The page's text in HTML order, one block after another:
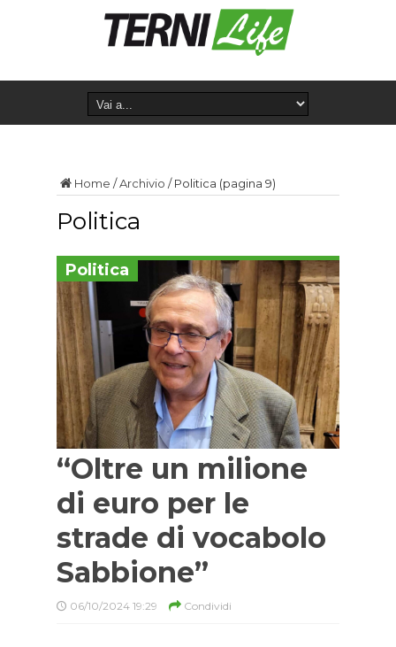
Home /Archivio /Politica (pagina 9)
Politica
Politica
“Oltre un milione
di euro per le
strade di vocabolo
Sabbione”
06/10/2024 19:29 Condividi